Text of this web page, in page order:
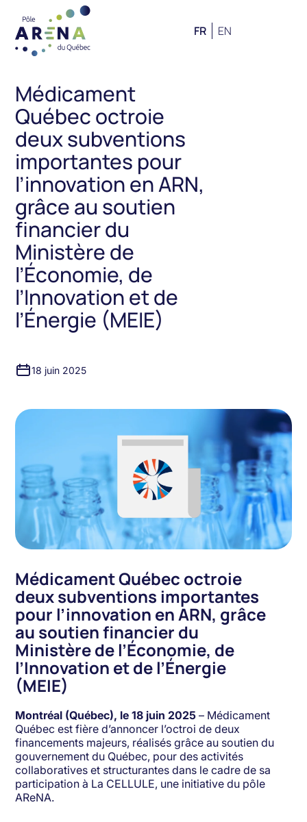
FR EN
Médicament
Québec octroie
deux subventions
importantes pour
l’innovation en ARN,
grâce au soutien
financier du
Ministère de
l’Économie, de
l’Innovation et de
l’Énergie (MEIE)
18 juin 2025
Médicament Québec octroie
deux subventions importantes
pour l’innovation en ARN, grâce
au soutien financier du
Ministère de l’Économie, de
l’Innovation et de l’Énergie
(MEIE)
Montréal (Québec), le 18 juin 2025– Médicament
Québec est fière d’annoncer l’octroi de deux
financements majeurs, réalisés grâce au soutien du
gouvernement du Québec, pour des activités
collaboratives et structurantes dans le cadre de sa
participation à La CELLULE, une initiative du pôle
AReNA.